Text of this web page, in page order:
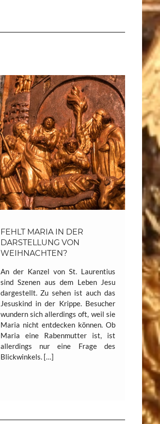
FEHLT MARIA IN DER
DARSTELLUNG VON
WEIHNACHTEN?
An der Kanzel von St. Laurentius
sind Szenen aus dem Leben Jesu
dargestellt. Zu sehen ist auch das
Jesuskind in der Krippe. Besucher
wundern sich allerdings oft, weil sie
Maria nicht entdecken können. Ob
Maria eine Rabenmutter ist, ist
allerdings nur eine Frage des
Blickwinkels. […]